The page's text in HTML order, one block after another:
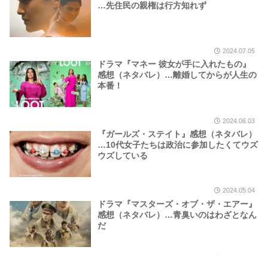
…先住民の親権は行方知れず
2024.07.05
ドラマ『マネー 彼女が手に入れたもの』
感想（ネタバレ）…離婚してからが人生の
本番！
2024.06.03
『ガールズ・ステイト』感想（ネタバレ）
…10代女子たちは政治に参加したくてウズ
ウズしている
2024.05.04
ドラマ『マスターズ・オブ・ザ・エアー』
感想（ネタバレ）…青臭いのはわざとなん
だ